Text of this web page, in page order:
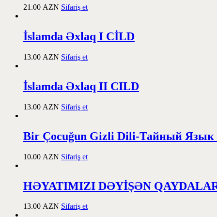
21.00 AZN Sifariş et
İslamda Əxlaq I CİLD
13.00 AZN Sifariş et
İslamda Əxlaq II CILD
13.00 AZN Sifariş et
Bir Çocuğun Gizli Dili-Тайный Язык
10.00 AZN Sifariş et
HƏYATIMIZI DƏYİŞƏN
13.00 AZN Sifariş et